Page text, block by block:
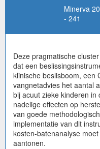
Minerva
- 241
Deze pragmatische
dat een
klinische beslisboom, een
vangnetadvies het aantal
bij acuut zieke kinderen
nadelige effecten op
van goede
implementatie van dit
kosten-batenanalyse
aantonen.